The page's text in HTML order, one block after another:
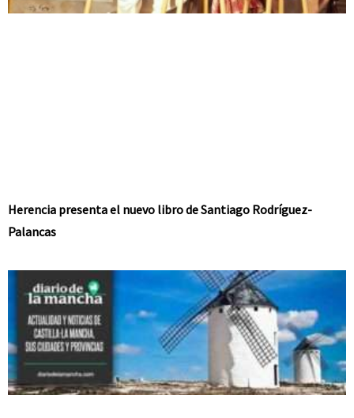
Herencia presenta el nuevo libro de Santiago Rodríguez-
Palancas